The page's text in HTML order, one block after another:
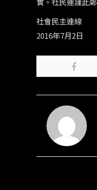
社會民主連線
2016年7月2日